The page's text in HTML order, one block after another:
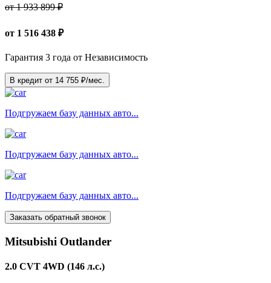
от 1 933 899 ₽
от 1 516 438 ₽
Гарантия 3 года от Независимость
В кредит от 14 755 ₽/мес.
Подгружаем базу данных авто...
Подгружаем базу данных авто...
Подгружаем базу данных авто...
Заказать обратный звонок
Mitsubishi Outlander
2.0 CVT 4WD (146 л.с.)